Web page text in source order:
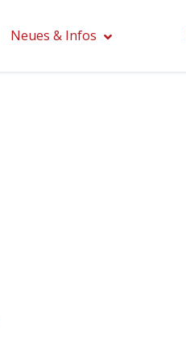
Neues & Infos